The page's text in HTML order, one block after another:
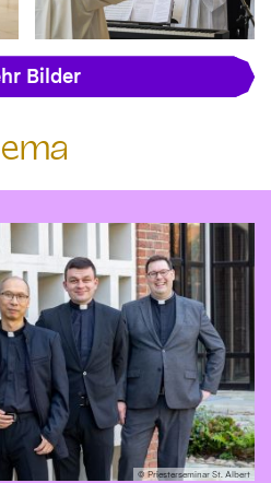
Bilder
© Priesterseminar St. Albert